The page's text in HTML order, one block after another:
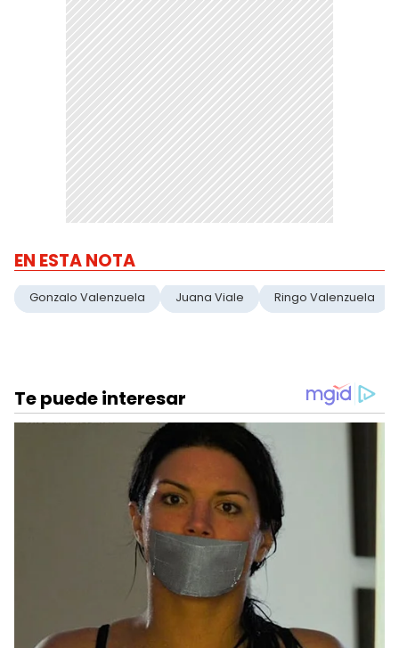
EN ESTA NOTA
Gonzalo Valenzuela Juana Viale Ringo Valenzuela